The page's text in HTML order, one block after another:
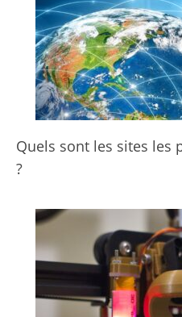
Quels sont les sites les
?